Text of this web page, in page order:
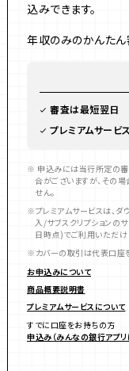
込みできます。
年収のみのかんたん
審査は最短翌日
プレミアムサービ
申込みには当行所定の審
合がございますが、その
せん。
プレミアムサービスは、
入/サブスクリプションの
日時点)でご利用いただけ
カバーの取引は代表口座
お申込みについて
商品概要説明書
プレミアムサービスについて
すでに口座をお持ちの方
申込み（みんなの銀行アプリ